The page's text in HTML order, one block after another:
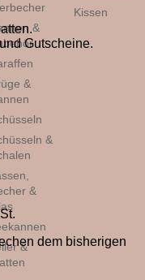
&
&
&
&
&
Kissen
Gutscheine.
dem bisherigen